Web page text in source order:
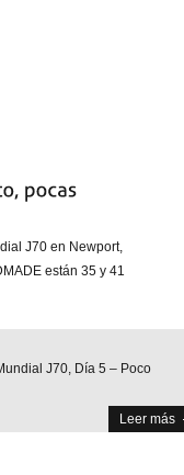
J70 en Newport,
están 35 y 41
J70, Día 5 – Poco
Leer más